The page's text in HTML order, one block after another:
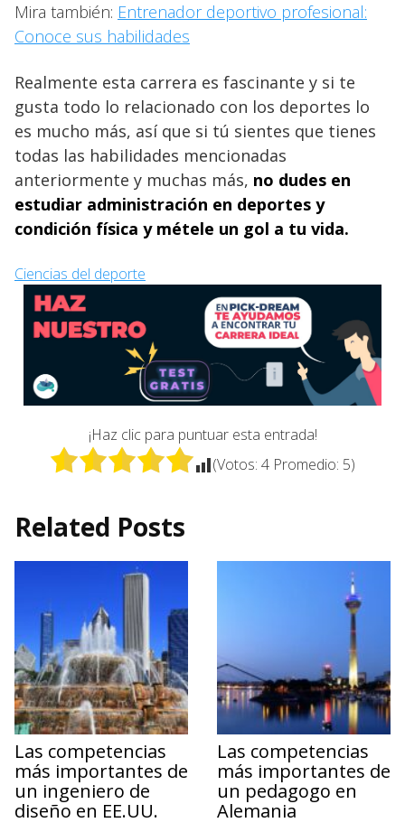
Mira también: Entrenador deportivo profesional:
Conoce sus habilidades
Realmente esta carrera es fascinante y si te
gusta todo lo relacionado con los deportes lo
es mucho más, así que si tú sientes que tienes
todas las habilidades mencionadas
anteriormente y muchas más, no dudes en
estudiar administración en deportes y
condición física y métele un gol a tu vida.
Ciencias del deporte
¡Haz clic para puntuar esta entrada!
(Votos: 4 Promedio: 5)
Related Posts
Las competencias
más importantes de
un ingeniero de
diseño en EE.UU.
Las competencias
más importantes de
un pedagogo en
Alemania